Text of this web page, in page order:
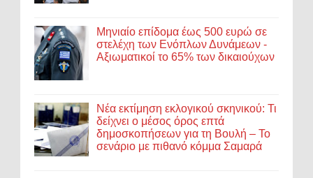
Μηνιαίο επίδομα έως 500 ευρώ σε
στελέχη των Ενόπλων Δυνάμεων -
Αξιωματικοί το 65% των δικαιούχων
Νέα εκτίμηση εκλογικού σκηνικού: Τι
δείχνει ο μέσος όρος επτά
δημοσκοπήσεων για τη Βουλή – Το
σενάριο με πιθανό κόμμα Σαμαρά